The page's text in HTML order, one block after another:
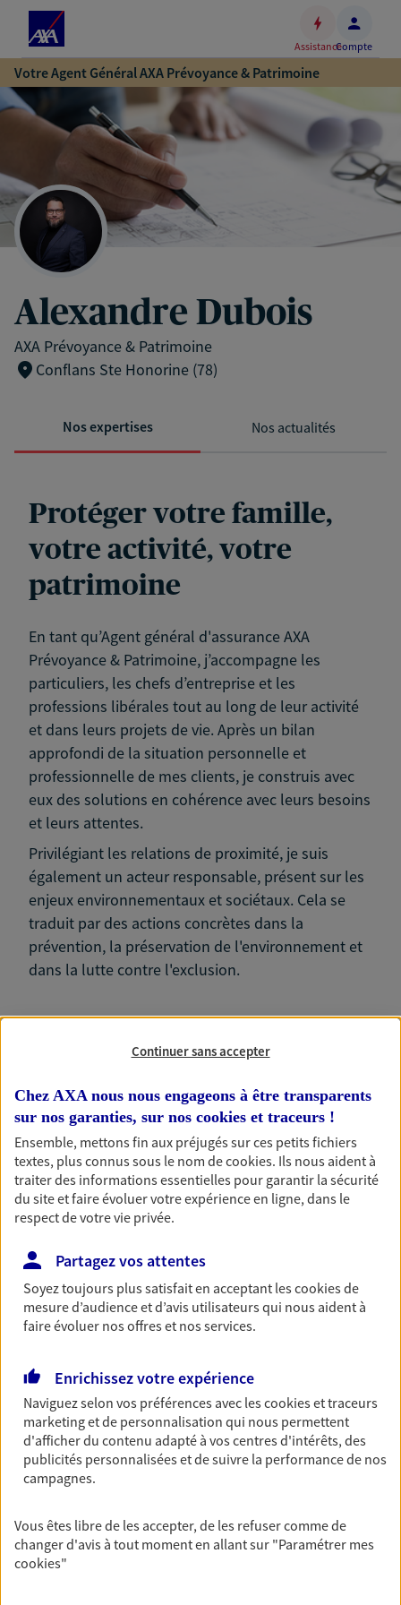
Accéder
au
contenu
principal
Accéder
pied
de
page
AssistanceCompte
Votre Agent Général AXA Prévoyance & Patrimoine
Alexandre Dubois
AXA Prévoyance & Patrimoine
Conflans Ste Honorine (78)
Nos expertises Nos actualités
Protéger votre famille,
votre activité, votre
patrimoine
En tant qu’Agent général d'assurance AXA
Prévoyance & Patrimoine, j’accompagne les
particuliers, les chefs d’entreprise et les
professions libérales tout au long de leur activité
et dans leurs projets de vie. Après un bilan
approfondi de la situation personnelle et
professionnelle de mes clients, je construis avec
eux des solutions en cohérence avec leurs besoins
et leurs attentes.
Privilégiant les relations de proximité, je suis
également un acteur responsable, présent sur les
enjeux environnementaux et sociétaux. Cela se
traduit par des actions concrètes dans la
prévention, la préservation de l'environnement et
dans la lutte contre l'exclusion.
Nos expertises
Vous aider à constituer une
épargne
De nombreuses solutions s'offrent à vous pour faire
objectifs ? Rien ne remplace les conseils d'un expert :
Assurance vie, PER, Livret… Faisons le point ensemble !
Préparer et transmettre votre
succession
Préparer au mieux la transmission de votre patrimoine à
votre conjoint, vos enfants et vos proches en respectant
vos objectifs et en vous aidant à prendre les bonnes
décisions
Optimiser votre fiscalité
En procédant à un bilan social et patrimonial, nous vous
aidons à optimiser votre fiscalité. Ensemble, nous
Continuer sans accepter
Chez AXA nous nous engageons à être transparents
sur nos garanties, sur nos cookies et traceurs !
Ensemble, mettons fin aux préjugés sur ces petits fichiers
textes, plus connus sous le nom decookies. Ils nous aident à
traiter des informations essentielles pour garantir la sécurité
du site et faire évoluer votre expérience en ligne, dans le
respect de votre vie privée.
Partagez vos attentes
Soyez toujours plus satisfait en acceptant lescookiesde
mesure d’audience et d’avis utilisateurs qui nous aident à
faire évoluer nos offres et nos services.
Enrichissez votre expérience
Naviguez selon vos préférences avec lescookies et traceurs
marketing et de personnalisation qui nous permettent
d'afficher du contenu adapté à vos centres d'intérêts, des
publicités personnalisées et de suivre la performance de nos
campagnes.
Vous êtes libre de les accepter, de les refuser comme de
changer d'avis à tout moment en allant sur "Paramétrer mes
cookies"